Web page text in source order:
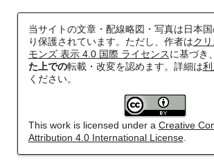
当サイトの文章・配線略図・写真は日本
り保護されています。ただし、作者はク
モンズ 表示 4.0 国際 ライセンスに基づき、
た上での転載・改変を認めます。詳細は
ください。
This work is licensed under a Creative
Attribution 4.0 International License.